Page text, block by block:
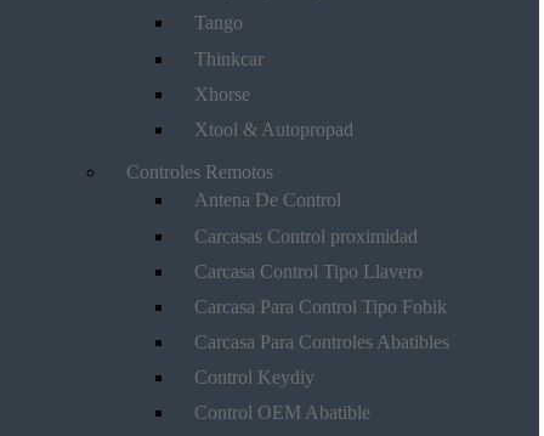
Tango
Thinkcar
Xhorse
Xtool & Autopropad
Controles Remotos
Antena De Control
Carcasas Control proximidad
Carcasa Control Tipo Llavero
Carcasa Para Control Tipo Fobik
Carcasa Para Controles Abatibles
Control Keydiy
Control OEM Abatible